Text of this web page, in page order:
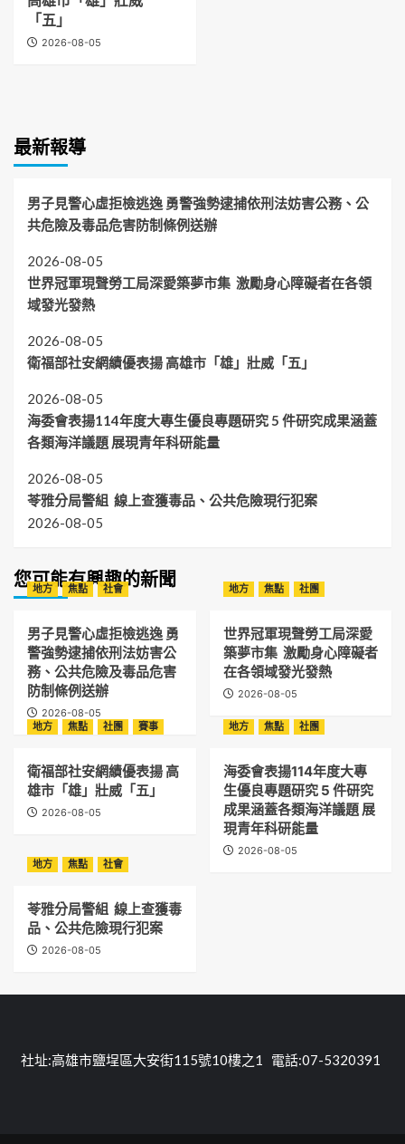
「五」
2026-08-05
最新報導
男子見警心虛拒檢逃逸 勇警強勢逮捕依刑法妨害公務、公
共危險及毒品危害防制條例送辦
2026-08-05
世界冠軍現聲勞工局深愛築夢市集 激勵身心障礙者在各領
域發光發熱
2026-08-05
衛福部社安網績優表揚 高雄市「雄」壯威「五」
2026-08-05
海委會表揚114年度大專生優良專題研究 5 件研究成果涵蓋
各類海洋議題 展現青年科研能量
2026-08-05
苓雅分局警組 線上查獲毒品、公共危險現行犯案
2026-08-05
您可能有興趣的新聞
地方 焦點 社會
男子見警心虛拒檢逃逸 勇
警強勢逮捕依刑法妨害公
務、公共危險及毒品危害
防制條例送辦
2026-08-05
地方 焦點 社團
世界冠軍現聲勞工局深愛
築夢市集 激勵身心障礙者
在各領域發光發熱
2026-08-05
地方 焦點 社團 賽事
衛福部社安網績優表揚 高
雄市「雄」壯威「五」
2026-08-05
地方 焦點 社團
海委會表揚114年度大專
生優良專題研究 5 件研究
成果涵蓋各類海洋議題 展
現青年科研能量
2026-08-05
地方
焦點 社會
苓雅分局警組 線上查獲毒
品、公共危險現行犯案
2026-08-05
社址:高雄市鹽埕區大安街115號10樓之1 電話:07-5320391